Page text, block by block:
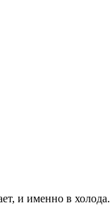
и именно в холода.